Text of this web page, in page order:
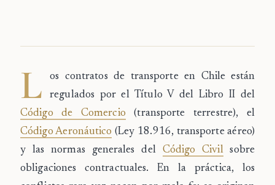
L os contratos de transporteen Chile están
regulados por el Título V del Libro II del
Código de Comercio (transporte terrestre), el
Código Aeronáutico (Ley 18.916, transporte aéreo)
y las normas generales del Código Civilsobre
obligaciones contractuales. En la práctica, los